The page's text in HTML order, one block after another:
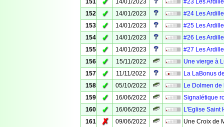
151
14/01/2023
#23 Les
152
✓ 14/01/2023
#24 Les
153
✓ 14/01/2023
#25 Les
154
✓ 14/01/2023
#26 Les
155
✓ 14/01/2023
#27 Les
156
✓ 15/11/2022
Une vierge à
157
✓ 11/11/2022
La LaBonus
158
✓ 05/10/2022
Le Dolmen
159
✓ 16/06/2022
Signalétique
160
✓ 16/06/2022
L'Eglise Saint
161
✗ 09/06/2022
Une Croix de